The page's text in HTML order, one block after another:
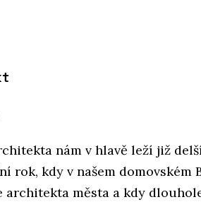
nám v hlavě leží již
rok, kdy v našem domovském
architekta města a kdy